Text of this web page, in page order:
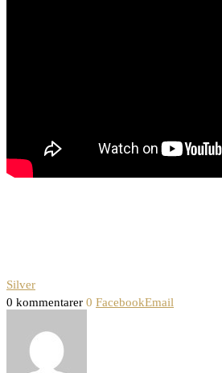
Silver
0 kommentarer 0 FacebookEmail